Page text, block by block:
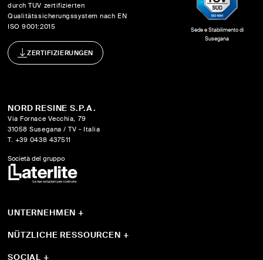
Sede e Stabilimento di
Susegana
durch TUV zertifizierten
Qualitätssicherungssystem nach EN
ISO 9001:2015
ZERTIFIZIERUNGEN
NORD RESINE S.P.A.
Via Fornace Vecchia, 79
31058 Susegana / TV - Italia
T. +39 0438 437511
Società del gruppo
UNTERNEHMEN+
Sistemi
NÜTZLICHE RESSOURCEN +
Download
SOCIAL +